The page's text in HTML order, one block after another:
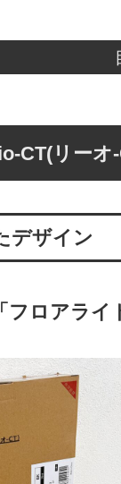
CT(リー
デザイン
「フロアライ